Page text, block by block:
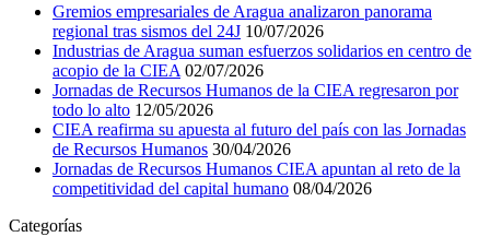
Gremios empresariales de Aragua analizaron panorama
regional tras sismos del 24J 10/07/2026
Industrias de Aragua suman esfuerzos solidarios en centro de
acopio de la CIEA 02/07/2026
Jornadas de Recursos Humanos de la CIEA regresaron por
todo lo alto 12/05/2026
CIEA reafirma su apuesta al futuro del país con las Jornadas
de Recursos Humanos 30/04/2026
Jornadas de Recursos Humanos CIEA apuntan al reto de la
competitividad del capital humano 08/04/2026
Categorías